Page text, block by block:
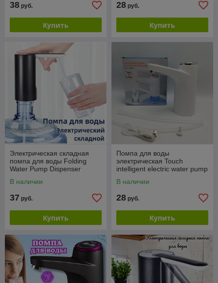
38 руб.
Купить
28 руб.
Купить
Электрическая складная
помпа для воды Folding
Water Pump Dispenser
В наличии
37 руб.
Купить
Помпа для воды
электрическая Touch
intelligent electric water pump
1200 mAh) Белый
В наличии
28 руб.
Купить